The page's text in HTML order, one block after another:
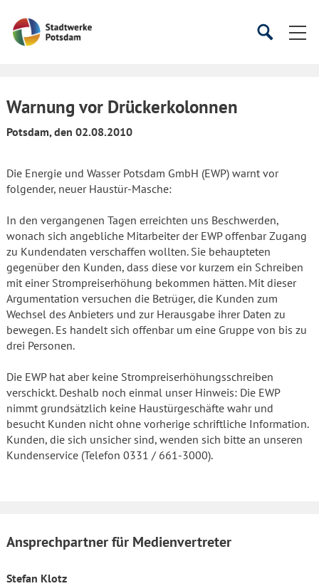
Startseite
SucheSuche
Warnung vor Drückerkolonnen
Potsdam, den 02.08.2010
Die Energie und Wasser Potsdam GmbH (EWP) warnt vor
folgender, neuer Haustür-Masche:
In den vergangenen Tagen erreichten uns Beschwerden,
wonach sich angebliche Mitarbeiter der EWP offenbar Zugang
zu Kundendaten verschaffen wollten. Sie behaupteten
gegenüber den Kunden, dass diese vor kurzem ein Schreiben
mit einer Strompreiserhöhung bekommen hätten. Mit dieser
Argumentation versuchen die Betrüger, die Kunden zum
Wechsel des Anbieters und zur Herausgabe ihrer Daten zu
bewegen. Es handelt sich offenbar um eine Gruppe von bis zu
drei Personen.
Die EWP hat aber keine Strompreiserhöhungsschreiben
verschickt. Deshalb noch einmal unser Hinweis: Die EWP
nimmt grundsätzlich keine Haustürgeschäfte wahr und
besucht Kunden nicht ohne vorherige schriftliche Information.
Kunden, die sich unsicher sind, wenden sich bitte an unseren
Kundenservice (Telefon 0331 / 661-3000).
Ansprechpartner für Medienvertreter
Stefan Klotz